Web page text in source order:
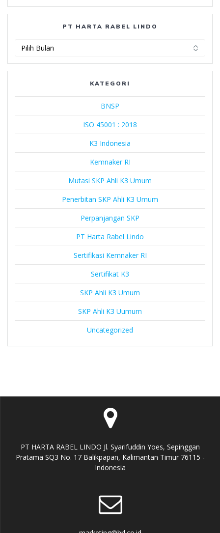
PT HARTA RABEL LINDO
Rabel
Lindo
KATEGORI
BNSP
ISO 45001 : 2018
K3 Indonesia
Kemnaker RI
Mutasi SKP Ahli K3 Umum
Penerbitan SKP Ahli K3 Umum
Perpanjangan SKP
PT Harta Rabel Lindo
Sertifikasi Kemnaker RI
Sertifikat K3
SKP Ahli K3 Umum
SKP Ahli K3 Uumum
Uncategorized
PT HARTA RABEL LINDO Jl. Syarifuddin Yoes, Sepinggan
Pratama SQ3 No. 17 Balikpapan, Kalimantan Timur 76115 -
Indonesia